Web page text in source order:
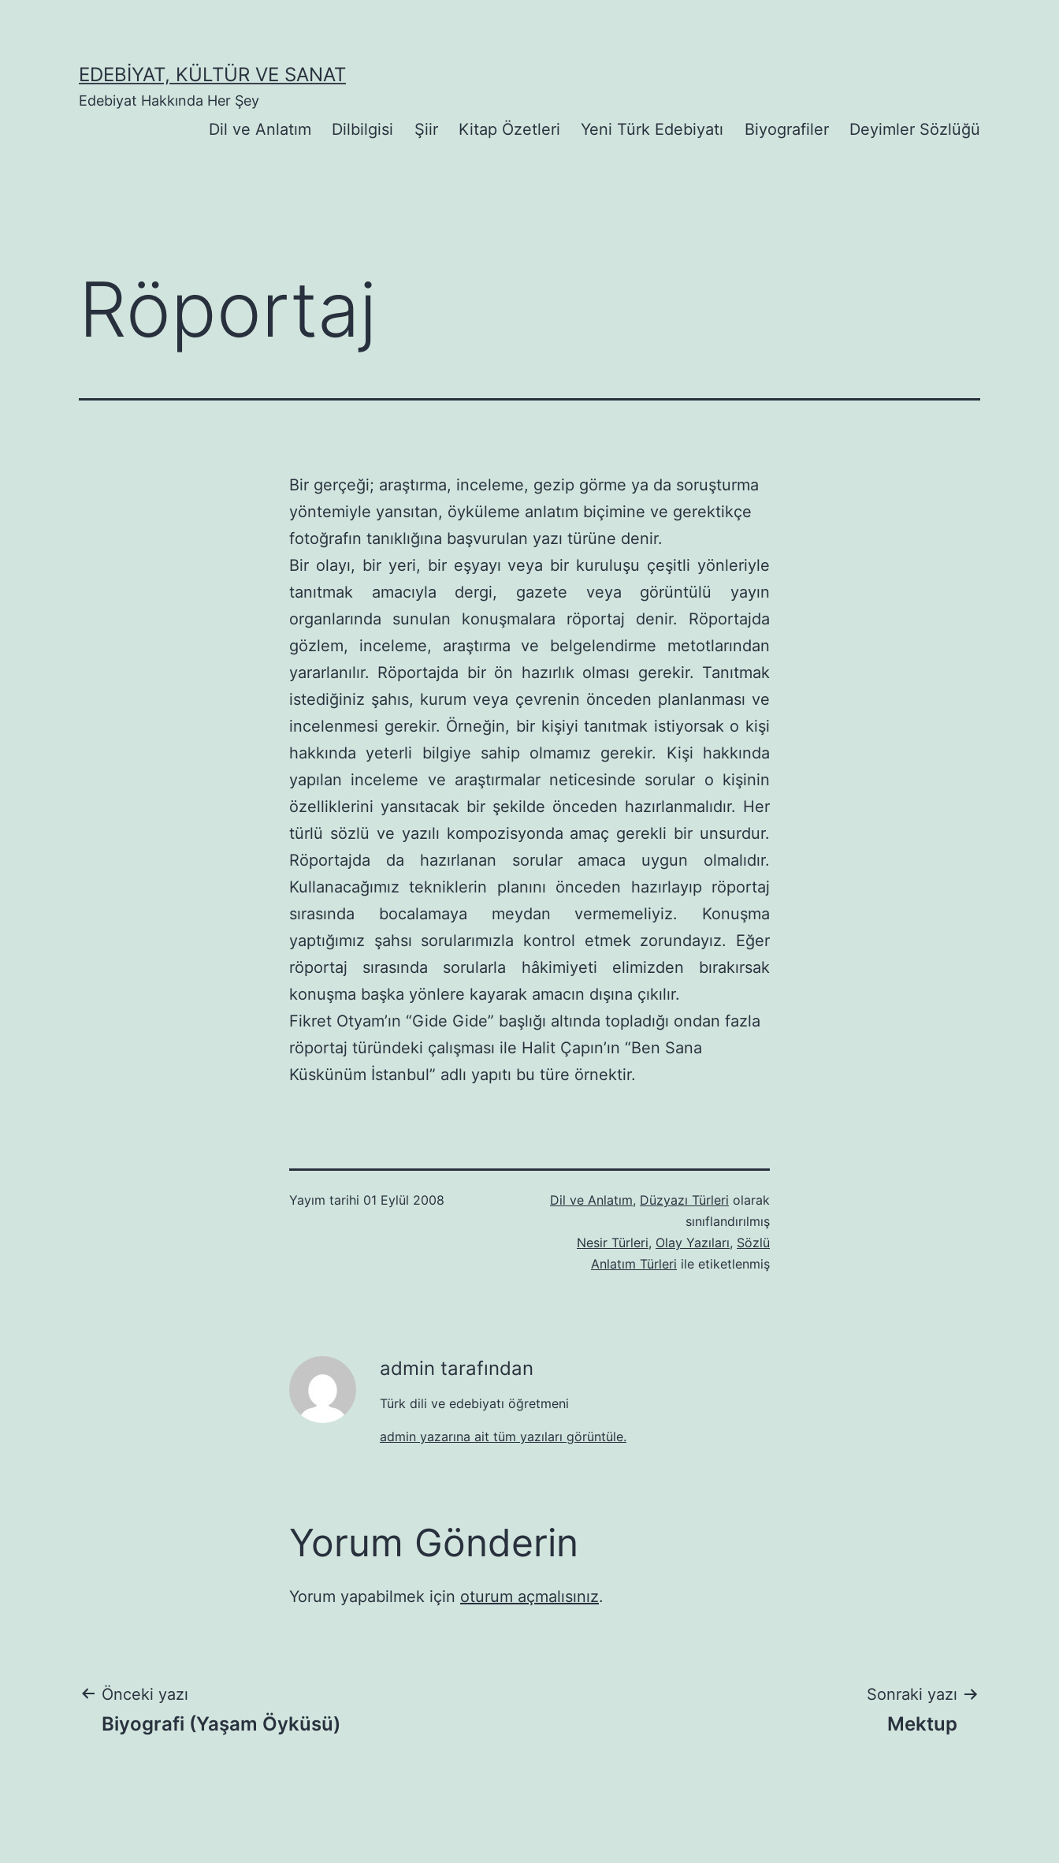
EDEBIYAT, KÜLTÜR VE SANAT
Edebiyat Hakkında Her Şey
Dil ve Anlatım Dilbilgisi Şiir Kitap Özetleri Yeni Türk Edebiyatı Biyografiler Deyimler Sözlüğü
Röportaj
Bir gerçeği; araştırma, inceleme, gezip görme ya da soruşturma
yöntemiyle yansıtan, öyküleme anlatım biçimine ve gerektikçe
fotoğrafın tanıklığına başvurulan yazı türüne denir.
Bir olayı, bir yeri, bir eşyayı veya bir kuruluşu çeşitli yönleriyle
tanıtmak amacıyla dergi, gazete veya görüntülü yayın
organlarında sunulan konuşmalara röportaj denir. Röportajda
gözlem, inceleme, araştırma ve belgelendirme metotlarından
yararlanılır. Röportajda bir ön hazırlık olması gerekir. Tanıtmak
istediğiniz şahıs, kurum veya çevrenin önceden planlanması ve
incelenmesi gerekir. Örneğin, bir kişiyi tanıtmak istiyorsak o kişi
hakkında yeterli bilgiye sahip olmamız gerekir. Kişi hakkında
yapılan inceleme ve araştırmalar neticesinde sorular o kişinin
özelliklerini yansıtacak bir şekilde önceden hazırlanmalıdır. Her
türlü sözlü ve yazılı kompozisyonda amaç gerekli bir unsurdur.
Röportajda da hazırlanan sorular amaca uygun olmalıdır.
Kullanacağımız tekniklerin planını önceden hazırlayıp röportaj
sırasında bocalamaya meydan vermemeliyiz. Konuşma
yaptığımız şahsı sorularımızla kontrol etmek zorundayız. Eğer
röportaj sırasında sorularla hâkimiyeti elimizden bırakırsak
konuşma başka yönlere kayarak amacın dışına çıkılır.
Fikret Otyam’ın “Gide Gide” başlığı altında topladığı ondan fazla
röportaj türündeki çalışması ile Halit Çapın’ın “Ben Sana
Küskünüm İstanbul” adlı yapıtı bu türe örnektir.
Yayım tarihi 01 Eylül 2008 Dil ve Anlatım, Düzyazı Türleri olarak
sınıflandırılmış
Nesir Türleri, Olay Yazıları, Sözlü
Anlatım Türleri ile etiketlenmiş
admin tarafından
Türk dili ve edebiyatı öğretmeni
admin yazarına ait tüm yazıları görüntüle.
Yorum Gönderin
Yorum yapabilmek için oturum açmalısınız.
Yazı
Önceki yazı
Biyografi (Yaşam Öyküsü)
Sonraki yazı
Mektup